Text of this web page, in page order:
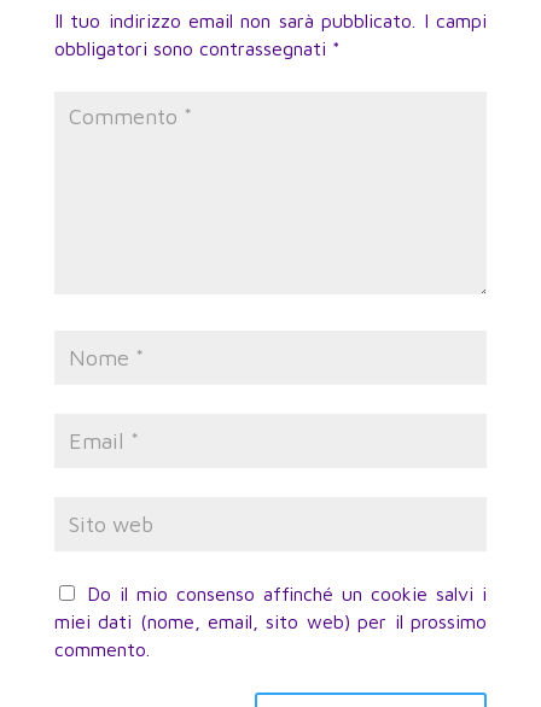
Il tuo indirizzo email non sarà pubblicato.
I campi
obbligatori sono contrassegnati *
Do il mio consenso affinché un cookie salvi i
miei dati (nome, email, sito web) per il prossimo
commento.